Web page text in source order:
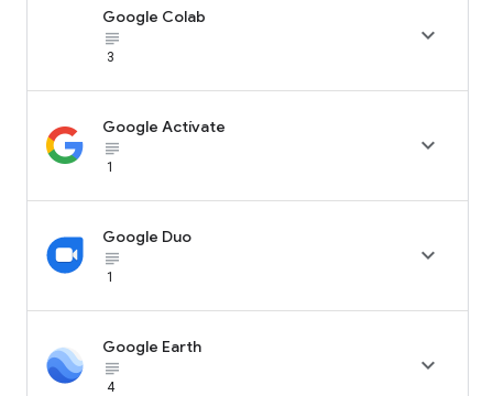
Google Colab
subject_black
3

Google Actívate
subject_black
1

Google Duo
subject_black
1

Google Earth
subject_black
4
